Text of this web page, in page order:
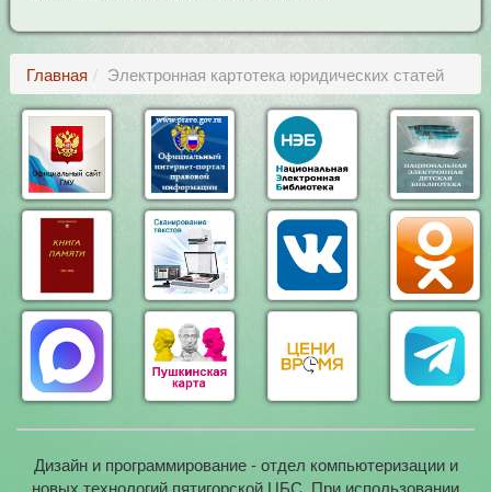
Главная Электронная картотека юридических статей
Дизайн и программирование - отдел компьютеризации и